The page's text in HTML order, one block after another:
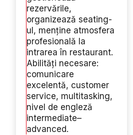
rezervările,
organizează seating-
ul, menține atmosfera
profesională la
intrarea în restaurant.
Abilități necesare:
comunicare
excelentă, customer
service, multitasking,
nivel de engleză
intermediate–
advanced.